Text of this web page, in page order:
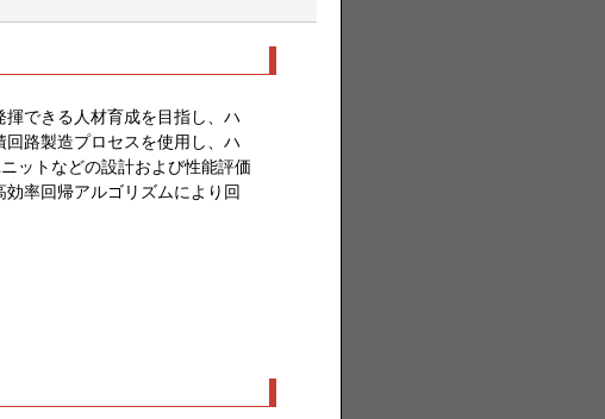
できる人材育成を目指し、ハ
路製造プロセスを使用し、ハ
ットなどの設計および性能評価
率回帰アルゴリズムにより回